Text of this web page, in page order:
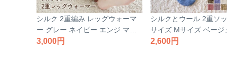
シルク 2重編み レッグウォーマ
ー グレー ネイビー エンジ マス
タード ブラック ブラウン 絹 ウ
3,000
シルクとウール 2重ソ
サイズ Mサイズ ベージ
ブラウン ピンク ブル
2,600